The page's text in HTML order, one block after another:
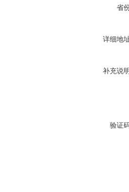
省
详细地
补充说
验证